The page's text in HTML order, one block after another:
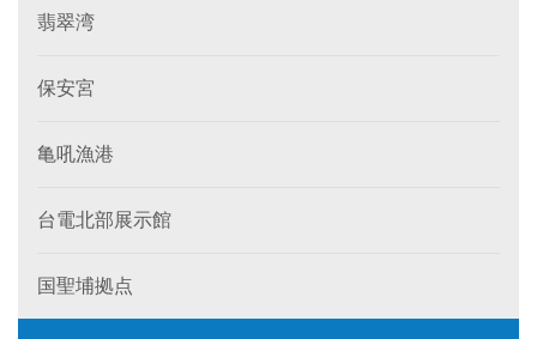
翡翠湾
保安宮
亀吼漁港
台電北部展示館
国聖埔拠点